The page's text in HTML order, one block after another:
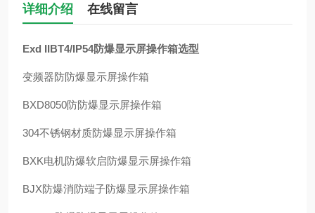
详细介绍 在线留言
Exd IIBT4/IP54防爆显示屏操作箱选型
变频器防防爆显示屏操作箱
BXD8050防防爆显示屏操作箱
304不锈钢材质防爆显示屏操作箱
BXK电机防爆软启防爆显示屏操作箱
BJX防爆消防端子防爆显示屏操作箱